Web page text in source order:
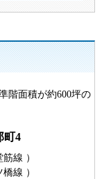
階面積が約600坪の
町4
線 ）
線 ）